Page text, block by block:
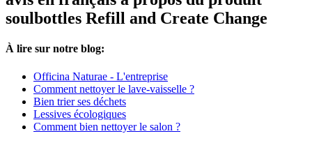
soulbottles Refill and Create Change
À lire sur notre blog:
Officina Naturae - L'entreprise
Comment nettoyer le lave-vaisselle ?
Bien trier ses déchets
Lessives écologiques
Comment bien nettoyer le salon ?